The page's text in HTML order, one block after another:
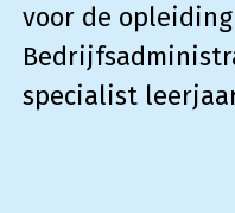
voor de opleiding
specialist